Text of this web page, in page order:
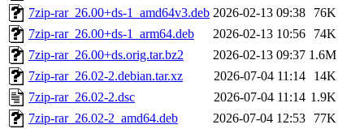
7zip-rar_26.00+ds-1_amd64v3.deb 2026-02-13 09:38
76K
7zip-rar_26.00+ds-1_arm64.deb
2026-02-13 10:56
74K
7zip-rar_26.00+ds.orig.tar.bz2
2026-02-13 09:37 1.6M
7zip-rar_26.02-2.debian.tar.xz
2026-07-04 11:14
14K
7zip-rar_26.02-2.dsc
2026-07-04 11:14 1.9K
7zip-rar_26.02-2_amd64.deb
2026-07-04 12:53
77K